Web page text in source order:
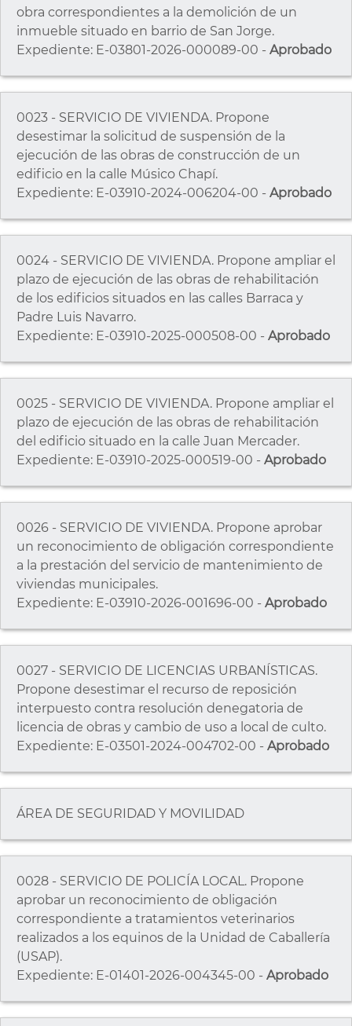
obra correspondientes a la demolición de un
inmueble situado en barrio de San Jorge.
Expediente: E-03801-2026-000089-00 - Aprobado
0023 - SERVICIO DE VIVIENDA. Propone
desestimar la solicitud de suspensión de la
ejecución de las obras de construcción de un
edificio en la calle Músico Chapí.
Expediente: E-03910-2024-006204-00 - Aprobado
0024 - SERVICIO DE VIVIENDA. Propone ampliar el
plazo de ejecución de las obras de rehabilitación
de los edificios situados en las calles Barraca y
Padre Luis Navarro.
Expediente: E-03910-2025-000508-00 - Aprobado
0025 - SERVICIO DE VIVIENDA. Propone ampliar el
plazo de ejecución de las obras de rehabilitación
del edificio situado en la calle Juan Mercader.
Expediente: E-03910-2025-000519-00 - Aprobado
0026 - SERVICIO DE VIVIENDA. Propone aprobar
un reconocimiento de obligación correspondiente
a la prestación del servicio de mantenimiento de
viviendas municipales.
Expediente: E-03910-2026-001696-00 - Aprobado
0027 - SERVICIO DE LICENCIAS URBANÍSTICAS.
Propone desestimar el recurso de reposición
interpuesto contra resolución denegatoria de
licencia de obras y cambio de uso a local de culto.
Expediente: E-03501-2024-004702-00 - Aprobado
ÁREA DE SEGURIDAD Y MOVILIDAD
0028 - SERVICIO DE POLICÍA LOCAL. Propone
aprobar un reconocimiento de obligación
correspondiente a tratamientos veterinarios
realizados a los equinos de la Unidad de Caballería
(USAP).
Expediente: E-01401-2026-004345-00 - Aprobado